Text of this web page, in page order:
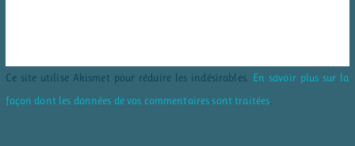
Ce site utilise Akismet pour réduire les indésirables. En savoir plus sur la
façon dont les données de vos commentaires sont traitées.